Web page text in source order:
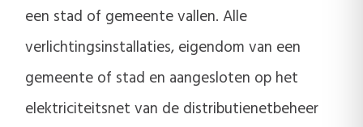
een stad of gemeente vallen. Alle
verlichtingsinstallaties, eigendom van een
gemeente of stad en aangesloten op het
elektriciteitsnet van de distributienetbeheer